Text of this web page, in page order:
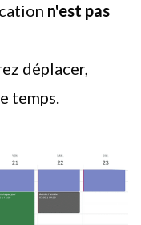
n'est pas
déplacer,
temps.